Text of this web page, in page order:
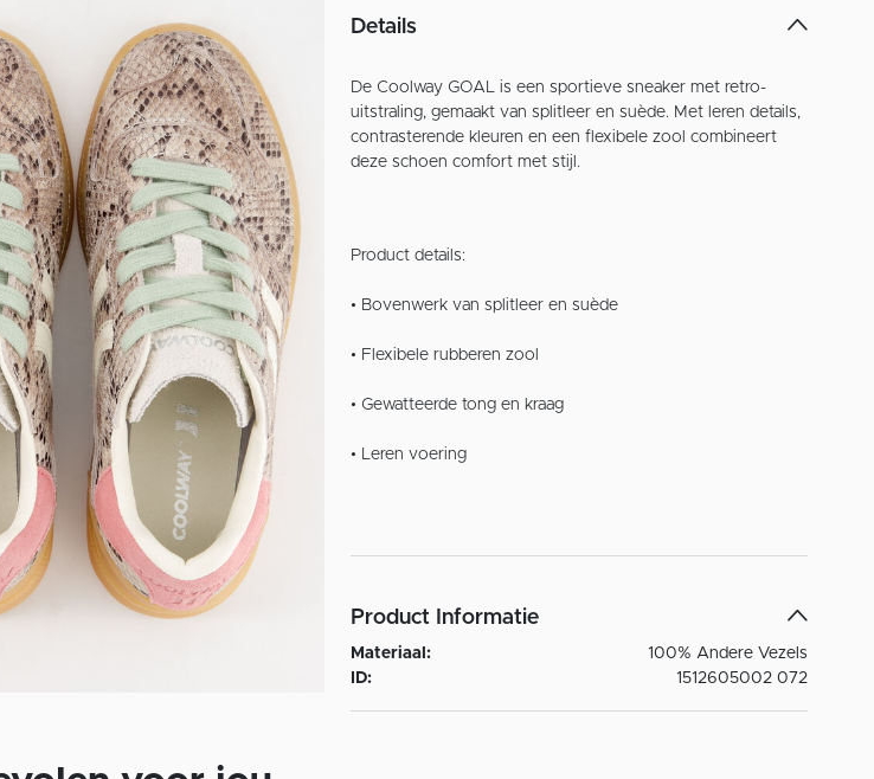
Details
De Coolway GOAL is een sportieve sneaker met retro-
uitstraling, gemaakt van splitleer en suède. Met leren details,
contrasterende kleuren en een flexibele zool combineert
deze schoen comfort met stijl.
Product details:
• Bovenwerk van splitleer en suède
• Flexibele rubberen zool
• Gewatteerde tong en kraag
• Leren voering
Product Informatie
Materiaal:
100% Andere Vezels
ID:
1512605002 072